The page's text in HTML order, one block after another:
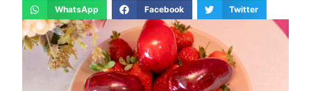
WhatsApp Facebook Twitter